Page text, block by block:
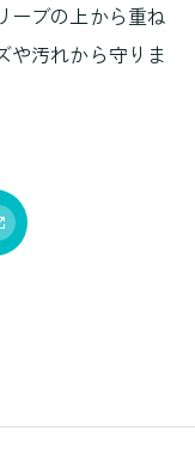
ーブの上から重ね
や汚れから守りま